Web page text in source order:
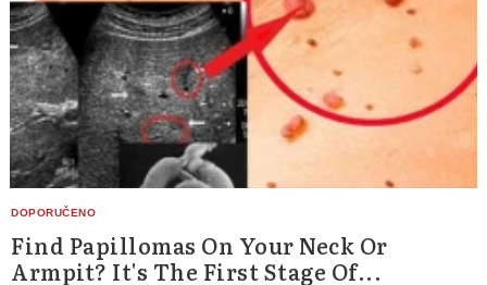
Find Papillomas On Your Neck Or
Armpit? It's The First Stage Of...